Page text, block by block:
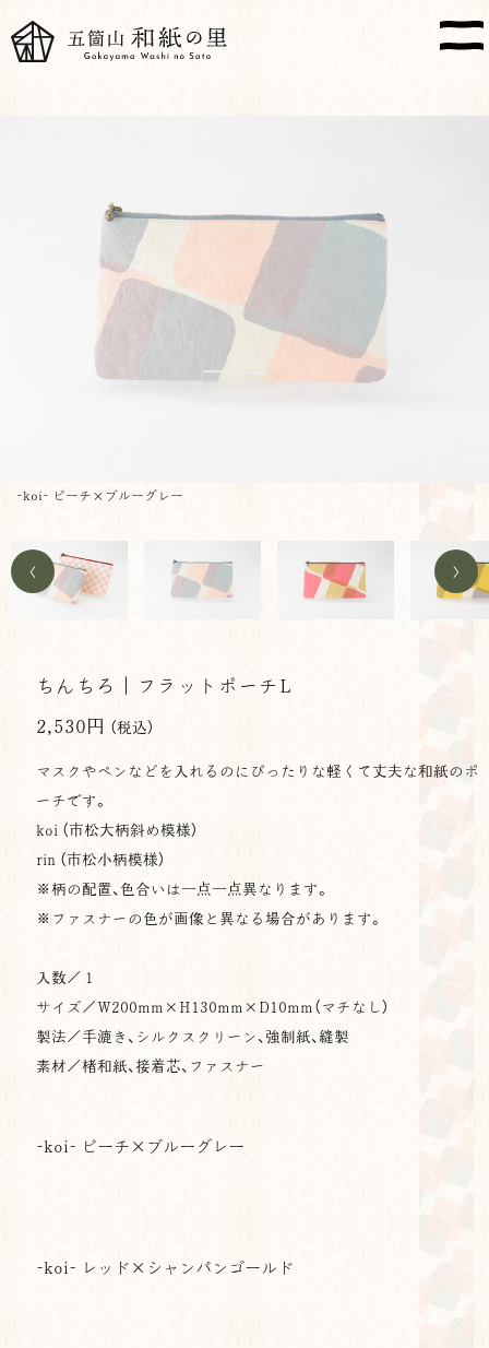
-koi- ピーチ×ブルーグレー
< >
ちんちろ｜フラットポーチL
2,530円 （税込）
マスクやペンなどを入れるのにぴったりな軽くて丈夫な和紙のポ
ーチです。
koi （市松大柄斜め模様）
rin （市松小柄模様）
※柄の配置、色合いは一点一点異なります。
※ファスナーの色が画像と異なる場合があります。
入数／１
サイズ／W200mm×H130mm× D10mm（マチなし）
製法／手漉き、シルクスクリーン、強制紙、縫製
素材／楮和紙、接着芯、ファスナー
-koi- ピーチ×ブルーグレー
-koi- レッド×シャンパンゴールド